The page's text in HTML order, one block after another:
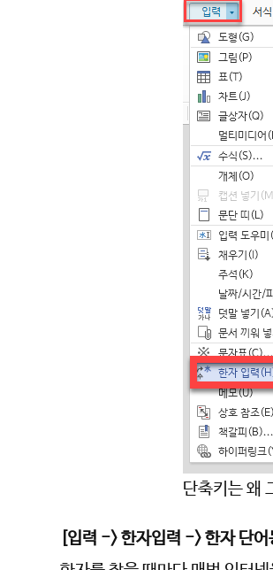
단축키는 왜
[입력 -> 한자입력 -> 한자 단어